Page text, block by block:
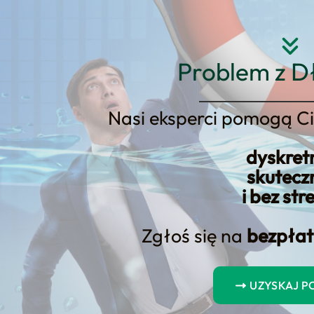
Problem z
Nasi eksperci pomogą
i bez
Zgłoś się na
UZYSKAJ
Strona główna O nas
Długości Numeru Konta: